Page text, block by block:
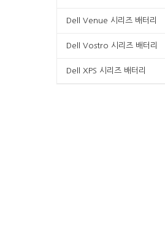
Dell Venue 시리즈 배터리
Dell Vostro 시리즈 배터리
Dell XPS 시리즈 배터리